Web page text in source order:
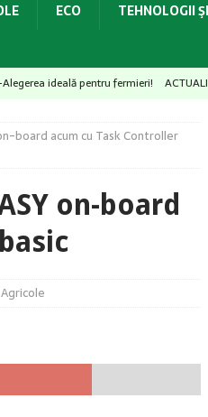
ECO TEHNOLOGII
ideală pentru fermieri!
producători, viitorul economic al
ACTUALITATE
Antigrindină nu poate fi reluat în forma
board acum cu Task Controller
on-board